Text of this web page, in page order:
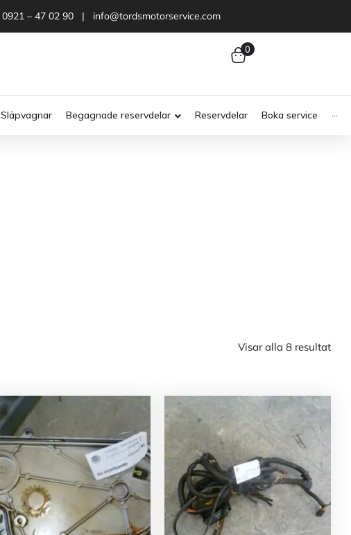
0921 – 47 02 90 | info@tordsmotorservice.com
0
Släpvagnar Begagnade reservdelar Reservdelar Boka service ···
Visar alla 8 resultat